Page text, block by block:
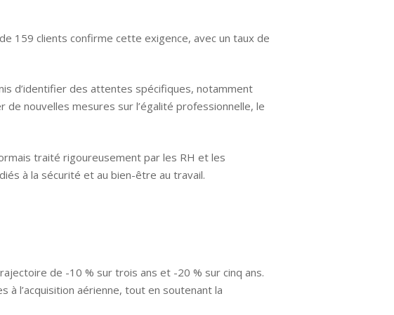
159 clients confirme cette exigence, avec un taux de
d’identifier des attentes spécifiques, notamment
nouvelles mesures sur l’égalité professionnelle, le
traité rigoureusement par les RH et les
à la sécurité et au bien-être au travail.
de -10 % sur trois ans et -20 % sur cinq ans.
l’acquisition aérienne, tout en soutenant la